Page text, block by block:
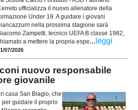
ufficializza il nuovo allenatore della
Under 19. A guidare i giovani
nella prossima stagione sarà
Zampetti, tecnico UEFA B classe 1982,
a mettere la propria espe... leggi
07/2026
nuovo responsabile
giovanile
casa San Biagio, che
guidare il proprio